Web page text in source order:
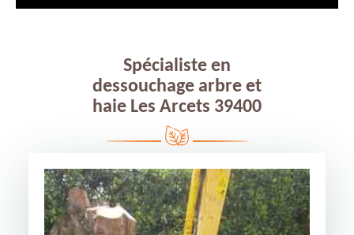
Spécialiste en
dessouchage arbre et
haie Les Arcets 39400